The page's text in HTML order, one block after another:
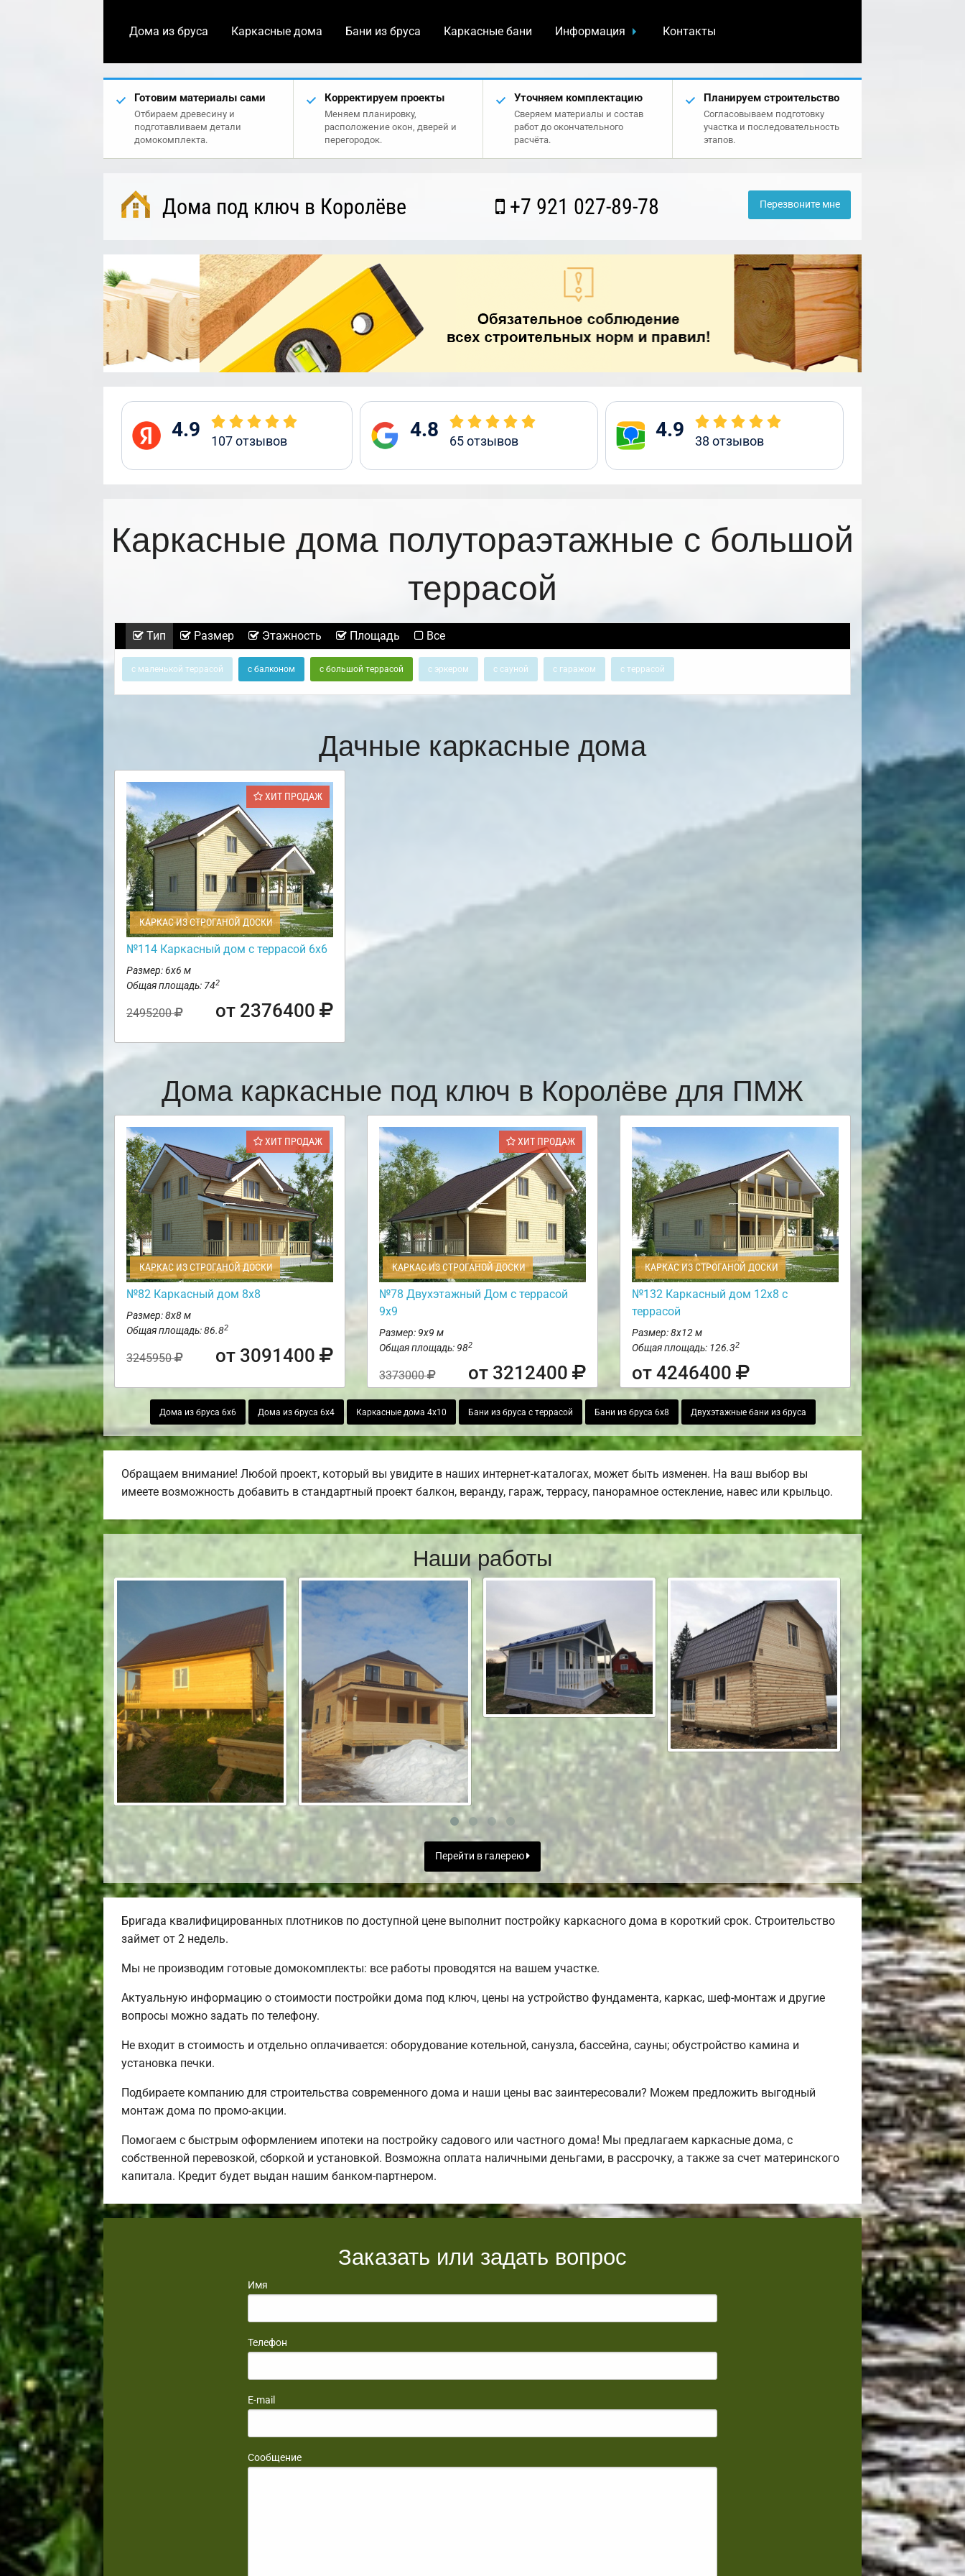
Дома из бруса Каркасные дома Бани из бруса Каркасные бани Информация Контакты
Готовим материалы сами
Отбираем древесину и
подготавливаем детали
домокомплекта.
Корректируем проекты
Меняем планировку,
расположение окон, дверей и
перегородок.
Уточняем комплектацию
Сверяем материалы и состав
работ до окончательного
расчёта.
Планируем строительство
Согласовываем подготовку
участка и последовательность
этапов.
Дома под ключ в Королёве +7 921 027-89-78 Перезвоните мне
4.9 107отзывов 4.8 65отзывов 4.9 38 отзывов
Каркасные дома полутораэтажные с большой
террасой
Тип Размер Этажность Площадь Все
с маленькой террасой с балконом с большой террасой с эркером с сауной с гаражом с террасой
Дачные каркасные дома
ХИТ ПРОДАЖ
КАРКАС ИЗ СТРОГАНОЙ ДОСКИ
№114 Каркасный дом с террасой 6х6
Размер: 6х6 м
Общая площадь: 742
2495200 от 2376400
Дома каркасные под ключ в Королёве для ПМЖ
ХИТ ПРОДАЖ
КАРКАС ИЗ СТРОГАНОЙ ДОСКИ
№82 Каркасный дом 8х8
Размер: 8х8 м
Общая площадь: 86.82
3245950 от 3091400
ХИТ ПРОДАЖ
КАРКАС ИЗ СТРОГАНОЙ ДОСКИ
№78 Двухэтажный Дом с террасой
9х9
Размер: 9х9 м
Общая площадь: 982
3373000 от 3212400
КАРКАС ИЗ СТРОГАНОЙ ДОСКИ
№132 Каркасный дом 12х8 с
террасой
Размер: 8х12 м
Общая площадь: 126.32
от 4246400
Дома из бруса 6х6 Дома из бруса 6х4 Каркасные дома 4х10 Бани из бруса с террасой Бани из бруса 6х8 Двухэтажные бани из бруса
Обращаем внимание! Любой проект, который вы увидите в наших интернет-каталогах, может быть изменен. На ваш выбор вы
имеете возможность добавить в стандартный проект балкон, веранду, гараж, террасу, панорамное остекление, навес или крыльцо.
Наши работы
Перейти в галерею
Бригада квалифицированных плотников по доступной цене выполнит постройку каркасного дома в короткий срок. Строительство
займет от 2 недель.
Мы не производим готовые домокомплекты: все работы проводятся на вашем участке.
Актуальную информацию о стоимости постройки дома под ключ, цены на устройство фундамента, каркас, шеф-монтаж и другие
вопросы можно задать по телефону.
Не входит в стоимость и отдельно оплачивается: оборудование котельной, санузла, бассейна, сауны; обустройство камина и
установка печки.
Подбираете компанию для строительства современного дома и наши цены вас заинтересовали? Можем предложить выгодный
монтаж дома по промо-акции.
Помогаем с быстрым оформлением ипотеки на постройку садового или частного дома! Мы предлагаем каркасные дома, с
собственной перевозкой, сборкой и установкой. Возможна оплата наличными деньгами, в рассрочку, а также за счет материнского
капитала. Кредит будет выдан нашим банком-партнером.
Заказать или задать вопрос
Имя
Телефон
E-mail
Сообщение